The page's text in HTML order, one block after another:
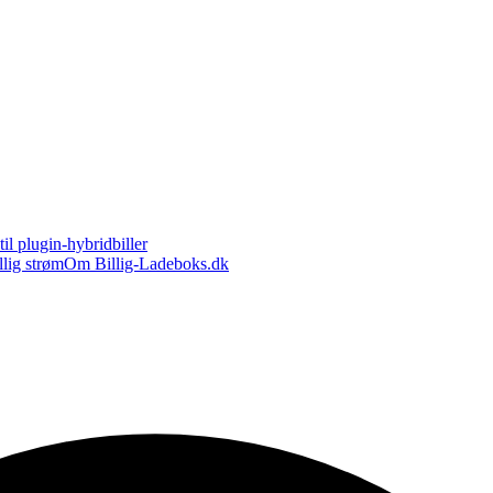
plugin-hybridbiller
strømOm Billig-Ladeboks.dk